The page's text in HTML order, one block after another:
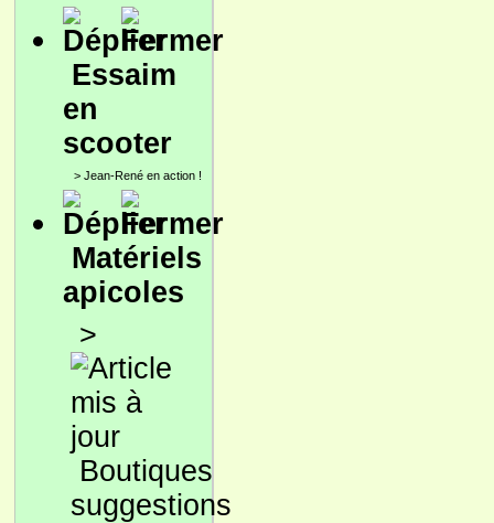
Essaim
en
scooter
> Jean-René en action !
Matériels
apicoles
>
Boutiques
suggestions